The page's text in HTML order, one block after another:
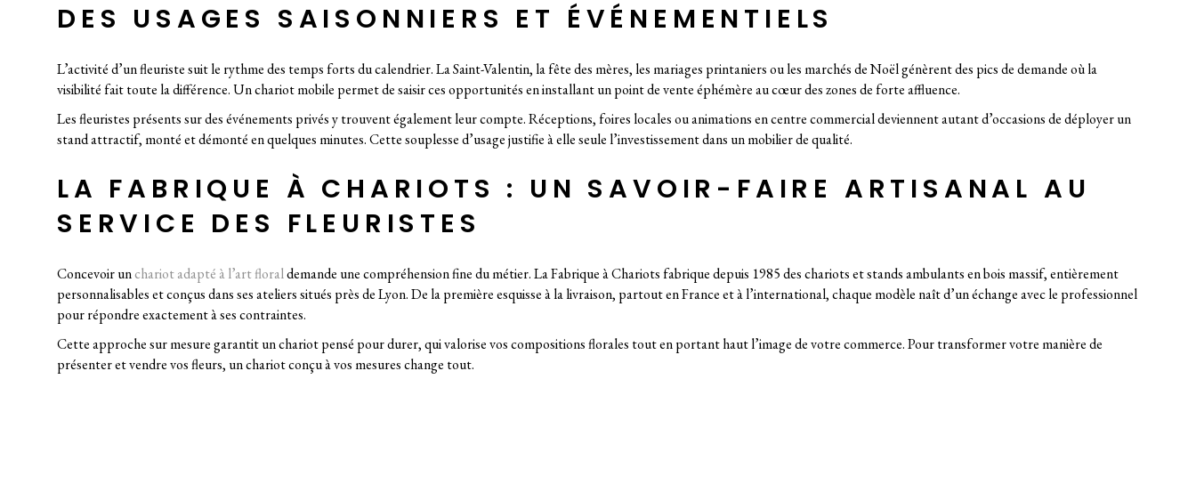
DES USAGES SAISONNIERS ET ÉVÉNEMENTIELS
L’activité d’un fleuriste suit le rythme des temps forts du calendrier. La Saint-Valentin, la fête des mères, les mariages printaniers ou les marchés de Noël génèrent des pics de demande où la
visibilité fait toute la différence. Un chariot mobile permet de saisir ces opportunités en installant un point de vente éphémère au cœur des zones de forte affluence.
Les fleuristes présents sur des événements privés y trouvent également leur compte. Réceptions, foires locales ou animations en centre commercial deviennent autant d’occasions de déployer un
stand attractif, monté et démonté en quelques minutes. Cette souplesse d’usage justifie à elle seule l’investissement dans un mobilier de qualité.
LA FABRIQUE À CHARIOTS : UN SAVOIR-FAIRE ARTISANAL AU
SERVICE DES FLEURISTES
Concevoir unchariot adapté à l’art floraldemande une compréhension fine du métier. La Fabrique à Chariots fabrique depuis 1985 des chariots et stands ambulants en bois massif, entièrement
personnalisables et conçus dans ses ateliers situés près de Lyon. De la première esquisse à la livraison, partout en France et à l’international, chaque modèle naît d’un échange avec le professionnel
pour répondre exactement à ses contraintes.
Cette approche sur mesure garantit un chariot pensé pour durer, qui valorise vos compositions florales tout en portant haut l’image de votre commerce. Pour transformer votre manière de
présenter et vendre vos fleurs, un chariot conçu à vos mesures change tout.